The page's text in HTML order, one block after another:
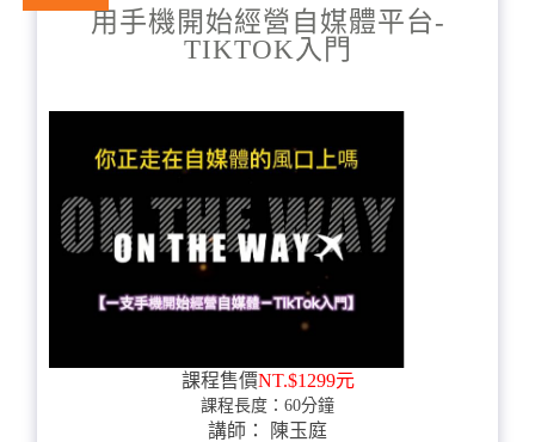
用手機開始經營自媒體平台-
TIKTOK入門
課程售價NT.$1299元
課程長度：60分鐘
講師： 陳玉庭